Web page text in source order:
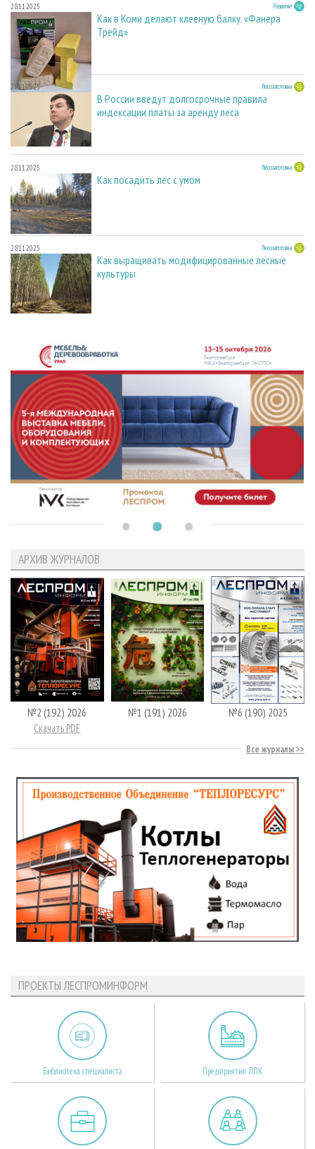
28.11.2025 Развитие
Как в Коми делают клееную балку. «Фанера
Трейд»
28.11.2025 Лесозаготовка
В России введут долгосрочные правила
индексации платы за аренду леса
28.11.2025 Лесозаготовка
Как посадить лес с умом
28.11.2025 Лесозаготовка
Как выращивать модифицированные лесные
культуры
АРХИВ ЖУРНАЛОВ
№2 (192) 2026
Скачать PDF
№1 (191) 2026 №6 (190) 2025
Все журналы
ПРОЕКТЫ ЛЕСПРОМИНФОРМ
Библиотека специалиста Предприятия ЛПК